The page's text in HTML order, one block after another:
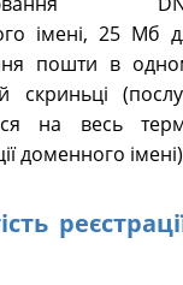
імені, 25 Мб
пошти в
скриньці
на весь
доменного